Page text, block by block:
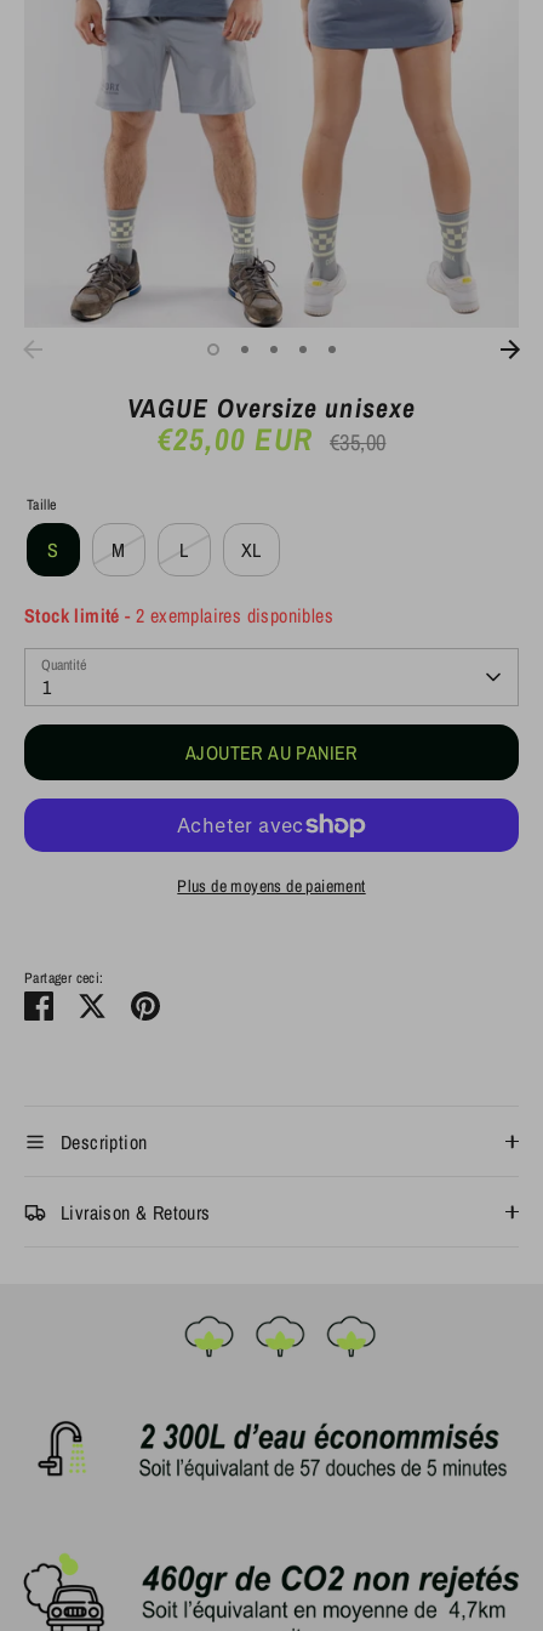
VAGUE Oversize unisexe
€25,00 EUR
Prix
€35,00
Taille
S M L XL
Stock limité - 2 exemplaires disponibles
Quantité
1
AJOUTER AU PANIER
Plus de moyens de paiement
Partager ceci:
Partager TweeterÉpingler
Description
Livraison & Retours